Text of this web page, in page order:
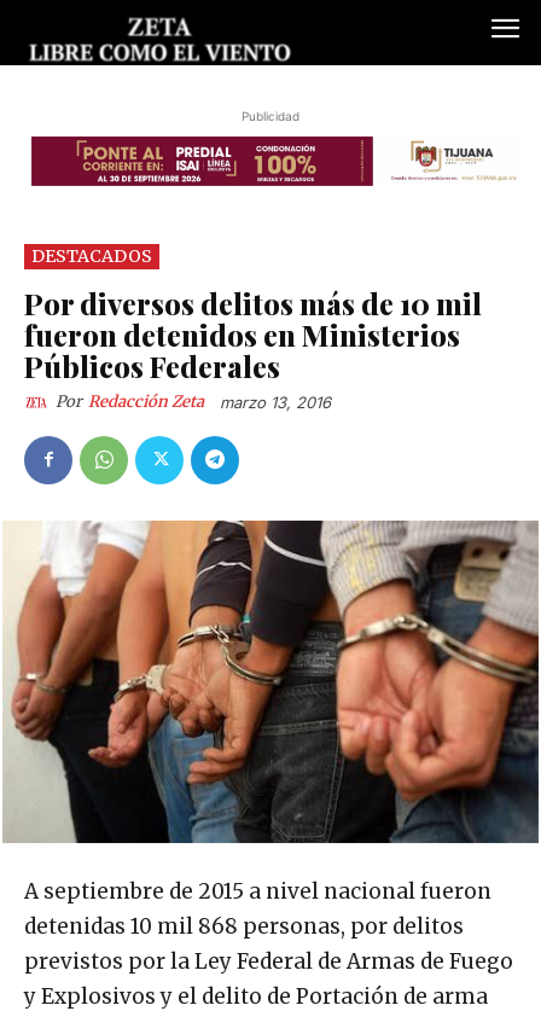
Publicidad
DESTACADOS
Por diversos delitos más de 10 mil
fueron detenidos en Ministerios
Públicos Federales
Por Redacción Zeta marzo 13, 2016
A septiembre de 2015 a nivel nacional fueron
detenidas 10 mil 868 personas, por delitos
previstos por la Ley Federal de Armas de Fuego
y Explosivos y el delito de Portación de arma